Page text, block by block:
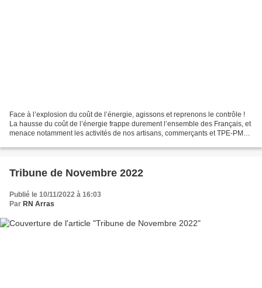
Face à l’explosion du coût de l’énergie, agissons et reprenons le contrôle !
La hausse du coût de l’énergie frappe durement l’ensemble des Français, et
menace notamment les activités de nos artisans, commerçants et TPE-PME.
Tribune de Novembre 2022
Publié le 10/11/2022 à 16:03
Par RN Arras